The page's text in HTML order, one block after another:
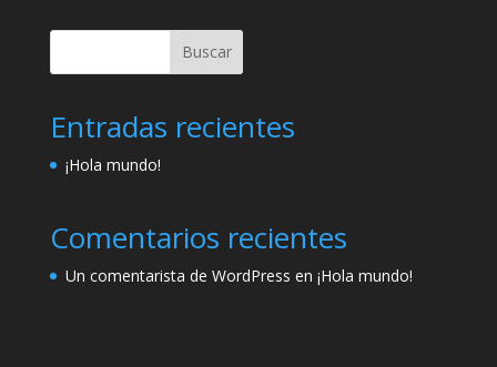
Buscar
Entradas recientes
¡Hola mundo!
Comentarios recientes
Un comentarista de WordPress en ¡Hola mundo!